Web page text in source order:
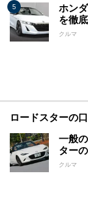
ホン
を徹
クルマ
ロードスターの
一般
ター
クルマ